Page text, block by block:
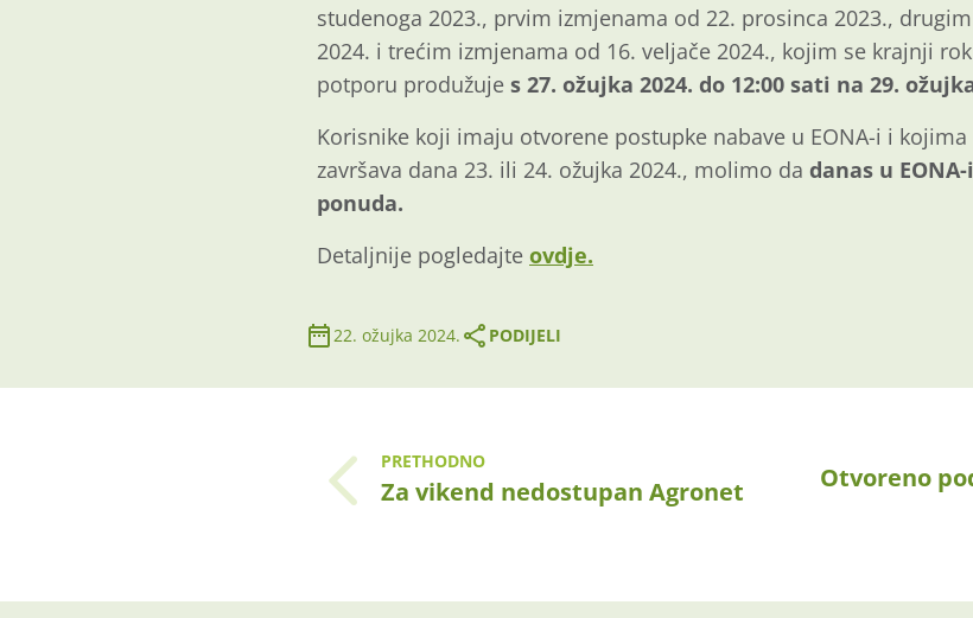
studenoga 2023., prvim izmjenama od 22. prosinca 2023.,
2024. i trećim izmjenama od 16. veljače 2024., kojim se krajnji
potporu produžuje s 27. ožujka 2024. do 12:00 sati na 29.
Korisnike koji imaju otvorene postupke nabave u EONA-i i
završava dana 23. ili 24. ožujka 2024., molimo da danas u
ponuda.
Detaljnije pogledajte ovdje.
22. ožujka 2024. PODIJELI
PRETHODNO
Za vikend nedostupan Agronet
Otvoreno